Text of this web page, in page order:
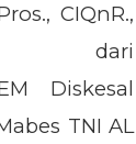
CIQnR.,
dari
Diskesal
TNI AL